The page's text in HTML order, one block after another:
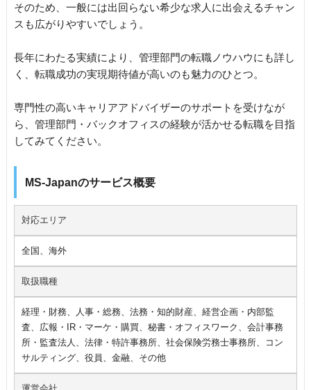
そのため、一般には出回らない希少な求人に出会えるチャン
スも広がりやすいでしょう。
長年にわたる実績により、管理部門の転職ノウハウにも詳し
く、転職成功の実現期待値が高いのも魅力のひとつ。
専門性の高いキャリアアドバイザーのサポートを受けなが
ら、管理部門・バックオフィスの経験が活かせる転職を目指
してみてください。
MS-Japanのサービス概要
対応エリア
全国、海外
取扱職種
経理・財務、人事・総務、法務・知的財産、経営企画・内部監
査、広報・IR・マーケ・購買、秘書・オフィスワーク、会計事務
所・監査法人、法律・特許事務所、社会保険労務士事務所、コン
サルティング、役員、金融、その他